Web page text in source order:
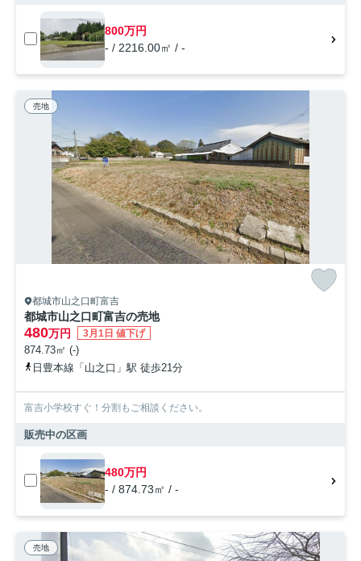
800万円
- / 2216.00㎡ / -
売地
都城市山之口町富吉
都城市山之口町富吉の売地
480万円 3月1日 値下げ
874.73㎡ (-)
日豊本線「山之口」駅 徒歩21分
富吉小学校すぐ！分割もご相談ください。
販売中の区画
480万円
- / 874.73㎡ / -
売地